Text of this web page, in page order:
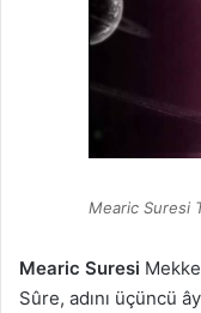
Mearic Suresi
Mearic Suresi
Sûre, adını üçüncü